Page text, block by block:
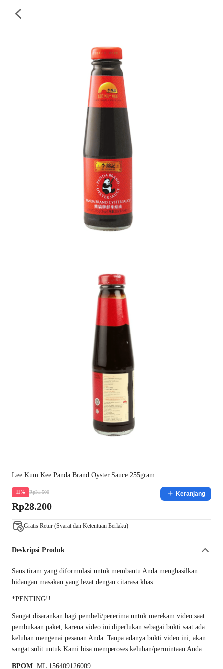
Lee Kum Kee Panda Brand Oyster Sauce 255gram
11% Rp31.500
Rp28.200
Keranjang
Gratis Retur (Syarat dan Ketentuan Berlaku)
Deskripsi Produk
Saus tiram yang diformulasi untuk membantu Anda menghasilkan
hidangan masakan yang lezat dengan citarasa khas
*PENTING!!
Sangat disarankan bagi pembeli/penerima untuk merekam video saat
pembukaan paket, karena video ini diperlukan sebagai bukti saat ada
keluhan mengenai pesanan Anda. Tanpa adanya bukti video ini, akan
sangat sulit untuk Kami bisa memperoses keluhan/permintaan Anda.
BPOM: ML 156409126009